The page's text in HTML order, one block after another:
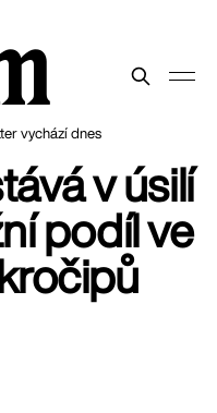
vychází dnes
v úsilí
podíl ve